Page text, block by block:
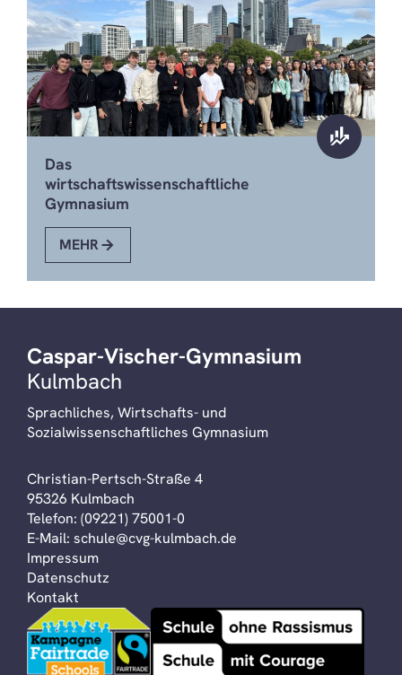
finance_mode
Das
wirtschaftswissenschaftliche
Gymnasium
MEHR
Caspar-Vischer-Gymnasium
Kulmbach
Sprachliches, Wirtschafts- und
Sozialwissenschaftliches Gymnasium
Christian-Pertsch-Straße 4
95326 Kulmbach
Telefon: (09221) 75001-0
E-Mail: schule@cvg-kulmbach.de
Impressum
Datenschutz
Kontakt